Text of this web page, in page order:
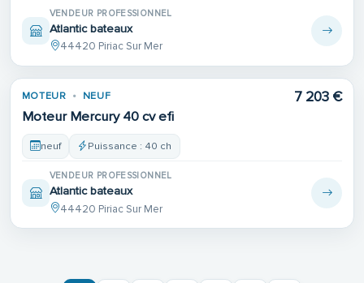
VENDEUR PROFESSIONNEL
Atlantic bateaux
44420 Piriac Sur Mer
MOTEUR NEUF
Moteur Mercury 40 cv efi
7 203 €
neuf Puissance : 40 ch
VENDEUR PROFESSIONNEL
Atlantic bateaux
44420 Piriac Sur Mer